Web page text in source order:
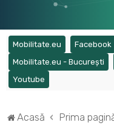
Mobilitate.eu (Opens a
Facebook
Mobilitate.eu - București
Youtube
Acasă Prima